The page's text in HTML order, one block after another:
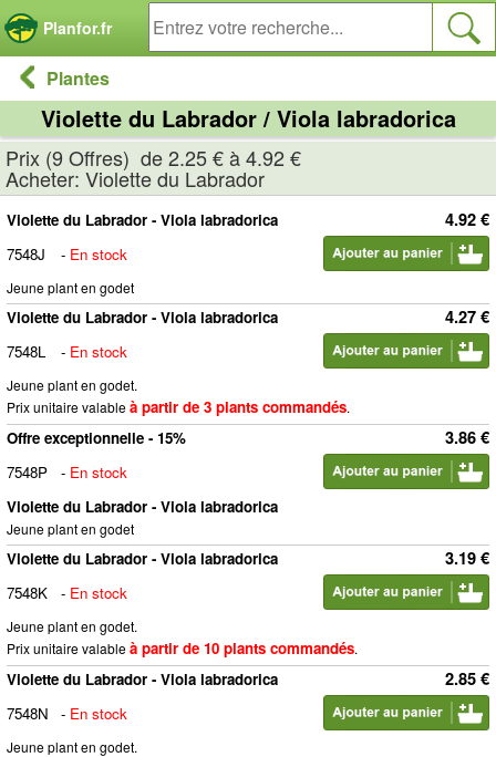
Planfor.fr
Plantes
Violette du Labrador / Viola labradorica
Prix (9 Offres) de 2.25 € à 4.92 €
Acheter: Violette du Labrador
4.92 €
Violette du Labrador - Viola labradorica
7548J
- En stock
Jeune plant en godet
4.27 €
Violette du Labrador - Viola labradorica
7548L
- En stock
Jeune plant en godet.
Prix unitaire valableà partir de 3 plants commandés.
3.86 €
Offre exceptionnelle - 15%
7548P
- En stock
Violette du Labrador - Viola labradorica
Jeune plant en godet
3.19 €
Violette du Labrador - Viola labradorica
7548K
- En stock
Jeune plant en godet.
Prix unitaire valableà partir de 10 plants commandés.
2.85 €
Violette du Labrador - Viola labradorica
7548N
- En stock
Jeune plant en godet.
Panneau de gestion des cookies